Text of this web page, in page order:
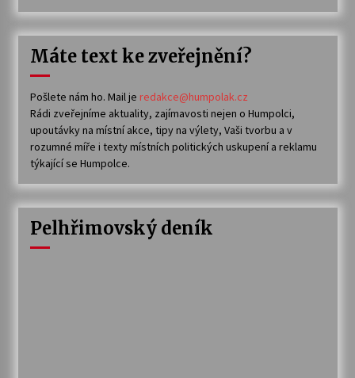
Máte text ke zveřejnění?
Pošlete nám ho. Mail je redakce@humpolak.cz
Rádi zveřejníme aktuality, zajímavosti nejen o Humpolci,
upoutávky na místní akce, tipy na výlety, Vaši tvorbu a v
rozumné míře i texty místních politických uskupení a reklamu
týkající se Humpolce.
Pelhřimovský deník